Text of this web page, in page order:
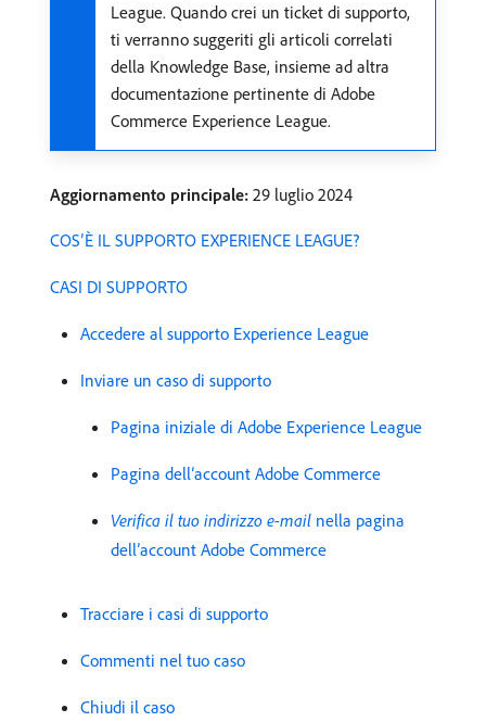
League. Quando crei un ticket di supporto,
ti verranno suggeriti gli articoli correlati
della Knowledge Base, insieme ad altra
documentazione pertinente di Adobe
Commerce Experience League.
Aggiornamento principale: 29 luglio 2024
COS’È IL SUPPORTO EXPERIENCE LEAGUE?
CASI DI SUPPORTO
Accedere al supporto Experience League
Inviare un caso di supporto
Pagina iniziale di Adobe Experience League
Pagina dell’account Adobe Commerce
Verifica il tuo indirizzo e-mail nella pagina
dell’account Adobe Commerce
Tracciare i casi di supporto
Commenti nel tuo caso
Chiudi il caso